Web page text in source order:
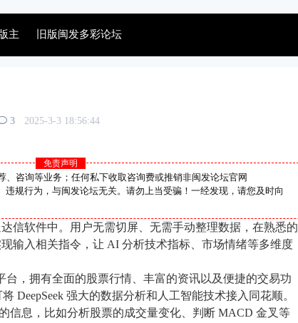
主 旧版闽发多彩论坛
3 2025-3-3 18:56:44
免责声明
咨询等业务；任何私下收取咨询费或推销非闽发论坛官网
违规行为，与闽发论坛无关。请勿上当受骗！一经发现，请您及时向
信软件中。用户无需切屏、无需手动整理数据，在熟悉的
输入相关指令，让 AI 分析技术指标、市场情绪等多维度
台，拥有全面的股票行情、丰富的资讯以及便捷的交易功
DeepSeek 强大的数据分析和人工智能技术接入同花顺。
信息，比如分析股票的成交量变化、判断 MACD 金叉等